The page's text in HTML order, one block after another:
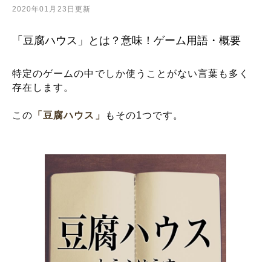
2020年01月23日更新
「豆腐ハウス」とは？意味！ゲーム用語・概要
特定のゲームの中でしか使うことがない言葉も多く
存在します。
この 「豆腐ハウス」 もその1つです。